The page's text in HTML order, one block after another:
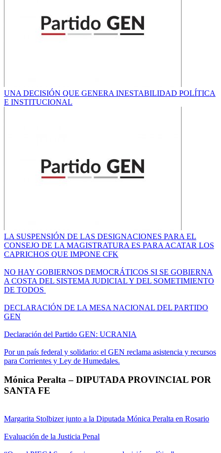
UNA DECISIÓN QUE GENERA INESTABILIDAD POLÍTICA
E INSTITUCIONAL
LA SUSPENSIÓN DE LAS DESIGNACIONES PARA EL
CONSEJO DE LA MAGISTRATURA ES PARA ACATAR LOS
CAPRICHOS QUE IMPONE CFK
NO HAY GOBIERNOS DEMOCRÁTICOS SI SE GOBIERNA
A COSTA DEL SISTEMA JUDICIAL Y DEL SOMETIMIENTO
DE TODOS
DECLARACIÓN DE LA MESA NACIONAL DEL PARTIDO
GEN
Declaración del Partido GEN: UCRANIA
Por un país federal y solidario: el GEN reclama asistencia y recursos
para Corrientes y Ley de Humedales.
Mónica Peralta – DIPUTADA PROVINCIAL POR
SANTA FE
Margarita Stolbizer junto a la Diputada Mónica Peralta en Rosario
Evaluación de la Justicia Penal